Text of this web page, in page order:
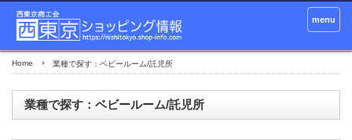
menu
Home 業種で探す：ベビールーム/託児所
業種で探す：ベビールーム/託児所